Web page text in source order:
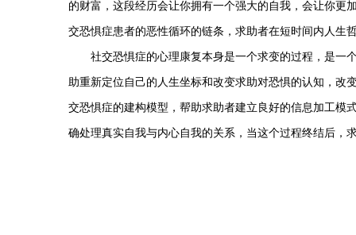
的财富，这段经历会让你拥有一个强大的自我，会让你更
交恐惧症患者的恶性循环的链条，求助者在短时间内人
社交恐惧症的心理康复本身是一个求变的过程，是一
助重新定位自己的人生坐标和改变求助对恐惧的认知，改
交恐惧症的建构模型，帮助求助者建立良好的信息加工模
确处理真实自我与内心自我的关系，当这个过程终结后